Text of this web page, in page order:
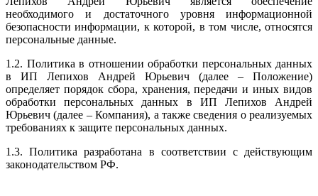
необходимого и достаточного уровня информационной
безопасности информации, к которой, в том числе, относятся
персональные данные.
1.2. Политика в отношении обработки персональных данных
в ИП Лепихов Андрей Юрьевич (далее – Положение)
определяет порядок сбора, хранения, передачи и иных видов
обработки персональных данных в ИП Лепихов Андрей
Юрьевич (далее – Компания), а также сведения о реализуемых
требованиях к защите персональных данных.
1.3. Политика разработана в соответствии с действующим
законодательством РФ.